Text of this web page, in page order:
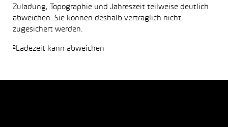
Zuladung, Topographie und Jahreszeit teilweise deutlich
abweichen. Sie können deshalb vertraglich nicht
zugesichert werden.
²Ladezeit kann abweichen